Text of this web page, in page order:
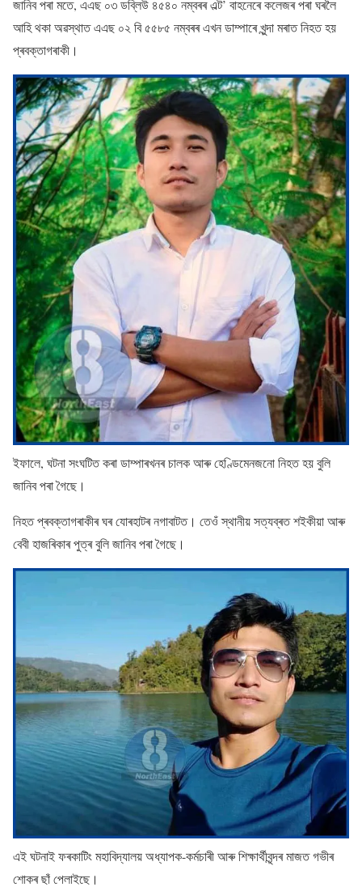
জানিব পৰা মতে, এএছ ০৩ ডব্লিউ ৪৫৪০ নম্বৰৰ এল্ট’ বাহনেৰে কলেজৰ পৰা ঘৰলৈ
আহি থকা অৱস্থাত এএছ ০২ বি ৫৫৮৫ নম্বৰৰ এখন ডাম্পাৰে খুন্দা মৰাত নিহত হয়
প্ৰবক্তাগৰাকী।
ইফালে, ঘটনা সংঘটিত কৰা ডাম্পাৰখনৰ চালক আৰু হেণ্ডিমেনজনো নিহত হয় বুলি
জানিব পৰা গৈছে।
নিহত প্ৰবক্তাগৰাকীৰ ঘৰ যোৰহাটৰ নগাবাটত। তেওঁ স্থানীয় সত্যব্ৰত শইকীয়া আৰু
বেবী হাজৰিকাৰ পুত্ৰ বুলি জানিব পৰা গৈছে।
এই ঘটনাই ফৰকাটিং মহাবিদ্যালয় অধ্যাপক-কৰ্মচাৰী আৰু শিক্ষাৰ্থীবৃন্দৰ মাজত গভীৰ
শােকৰ ছাঁ পেলাইছে।